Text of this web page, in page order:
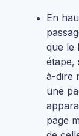
En
que le
étape,
à-dire
une
page